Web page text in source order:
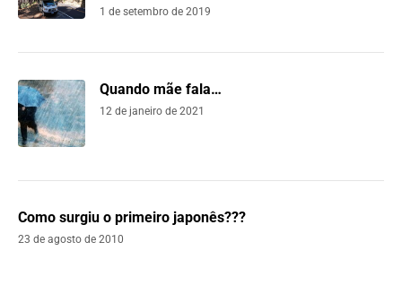
1 de setembro de 2019
Quando mãe fala…
12 de janeiro de 2021
Como surgiu o primeiro japonês???
23 de agosto de 2010